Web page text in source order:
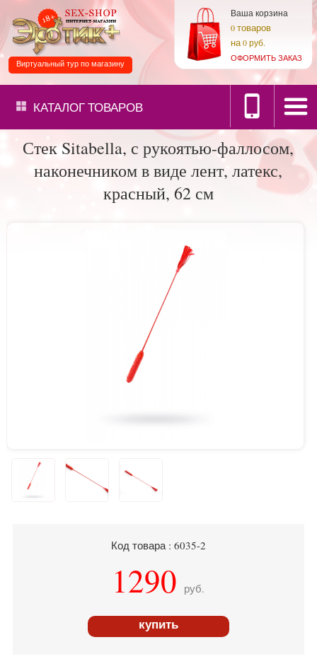
Ваша корзина
0товаров
на0 руб.
ОФОРМИТЬ ЗАКАЗ
Виртуальный тур по магазину
КАТАЛОГТОВАРОВ
Стек Sitabella, с рукоятью-фаллосом,
наконечником в виде лент, латекс,
красный, 62 см
Код товара : 6035-2
1290 руб.
купить